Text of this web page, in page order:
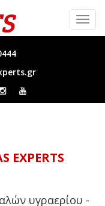
EXPERTS
υγραερίου -